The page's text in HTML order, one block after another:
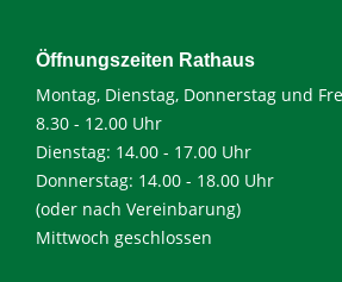
Öffnungszeiten Rathaus
Montag, Dienstag, Donnerstag und
8.30 - 12.00 Uhr
Dienstag: 14.00 - 17.00 Uhr
Donnerstag: 14.00 - 18.00 Uhr
(oder nach Vereinbarung)
Mittwoch geschlossen